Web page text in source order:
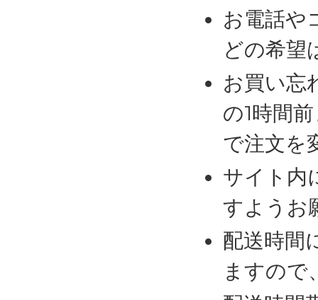
お電話や
どの希望
お買い忘
の1時間
で注文を
サイト内
すようお
配送時間
ますので